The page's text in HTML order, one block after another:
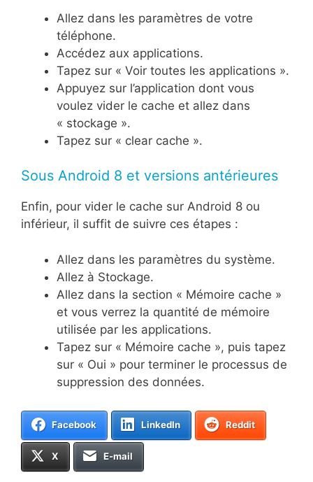
Allez dans les paramètres de votre
téléphone.
Accédez aux applications.
Tapez sur « Voir toutes les applications ».
Appuyez sur l’application dont vous
voulez vider le cache et allez dans
« stockage ».
Tapez sur « clear cache ».
Sous Android 8 et versions antérieures
Enfin, pour vider le cache sur Android 8 ou
inférieur, il suffit de suivre ces étapes :
Allez dans les paramètres du système.
Allez à Stockage.
Allez dans la section « Mémoire cache »
et vous verrez la quantité de mémoire
utilisée par les applications.
Tapez sur « Mémoire cache », puis tapez
sur « Oui » pour terminer le processus de
suppression des données.
Facebook LinkedIn Reddit
X E-mail